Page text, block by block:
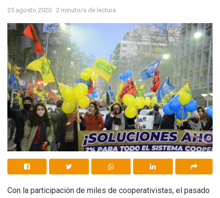
25 agosto 2020 2 minuto/s de lectura
Con la participación de miles de cooperativistas, el pasado